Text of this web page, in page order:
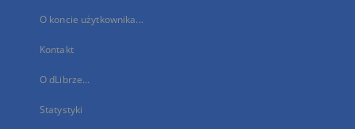
O koncie użytkownika...
Kontakt
O dLibrze...
Statystyki